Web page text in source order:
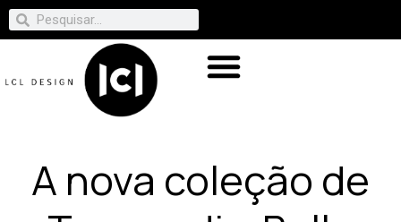
A nova coleção de